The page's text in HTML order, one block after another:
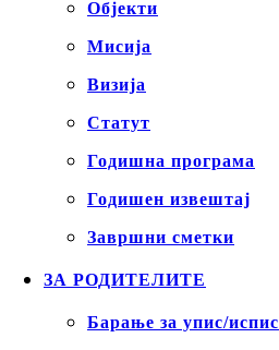
Објекти
Mисија
Визија
Статут
Годишна програма
Годишен извештај
Завршни сметки
ЗА РОДИТЕЛИТЕ
Барање за упис/испис